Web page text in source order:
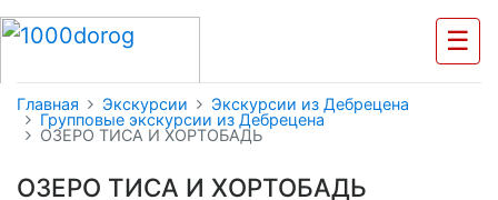
☰
Главная Экскурсии
Экскурсии из Дебрецена
Групповые экскурсии из Дебрецена
ОЗЕРО ТИСА И ХОРТОБАДЬ
ОЗЕРО ТИСА И ХОРТОБАДЬ